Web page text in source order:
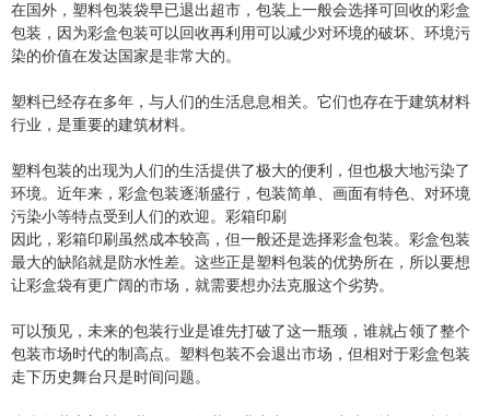
在国外，塑料包装袋早已退出超市，包装上一般会选择可回收的彩盒
包装，因为彩盒包装可以回收再利用可以减少对环境的破坏、环境污
染的价值在发达国家是非常大的。
塑料已经存在多年，与人们的生活息息相关。它们也存在于建筑材料
行业，是重要的建筑材料。
塑料包装的出现为人们的生活提供了极大的便利，但也极大地污染了
环境。近年来，彩盒包装逐渐盛行，包装简单、画面有特色、对环境
污染小等特点受到人们的欢迎。彩箱印刷
因此，彩箱印刷虽然成本较高，但一般还是选择彩盒包装。彩盒包装
最大的缺陷就是防水性差。这些正是塑料包装的优势所在，所以要想
让彩盒袋有更广阔的市场，就需要想办法克服这个劣势。
可以预见，未来的包装行业是谁先打破了这一瓶颈，谁就占领了整个
包装市场时代的制高点。塑料包装不会退出市场，但相对于彩盒包装
走下历史舞台只是时间问题。